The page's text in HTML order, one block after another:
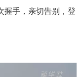
握手，亲切告别，登